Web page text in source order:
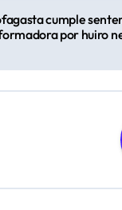
cumple
por huiro